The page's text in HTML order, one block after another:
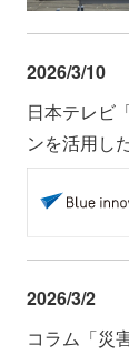
2026/3/10
日本テレビ
ンを活用し
2026/3/2
コラム「災